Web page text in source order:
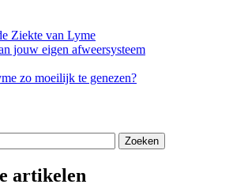
Ziekte van Lyme
jouw eigen afweersysteem
zo moeilijk te genezen?
artikelen